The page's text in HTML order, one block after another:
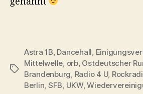
Schlagwörter
Astra 1B, Dancehall,
Mittelwelle, orb, Ostdeutscher
Brandenburg, Radio 4 U,
Berlin, SFB, UKW,